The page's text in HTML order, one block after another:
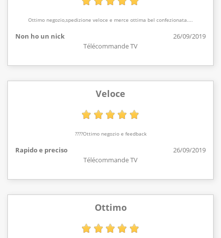
Ottimo negozio,spedizione veloce e merce ottima bel confezionata....
Non ho un nick
26/09/2019
Télécommande TV
Veloce
????Ottimo negozio e feedback
Rapido e preciso
26/09/2019
Télécommande TV
Ottimo